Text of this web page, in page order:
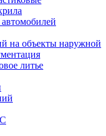
на объекты наружной
литье